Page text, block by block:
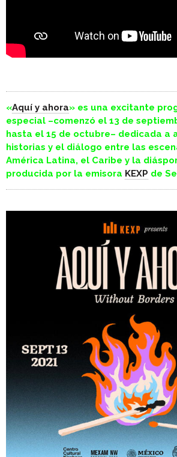
«Aquí y ahora» es una excitante
especial –comenzó el 13 de
hasta el 15 de octubre– dedicada a
historias y el diálogo entre las
América Latina, el Caribe y la
producida por la emisora KEXP de